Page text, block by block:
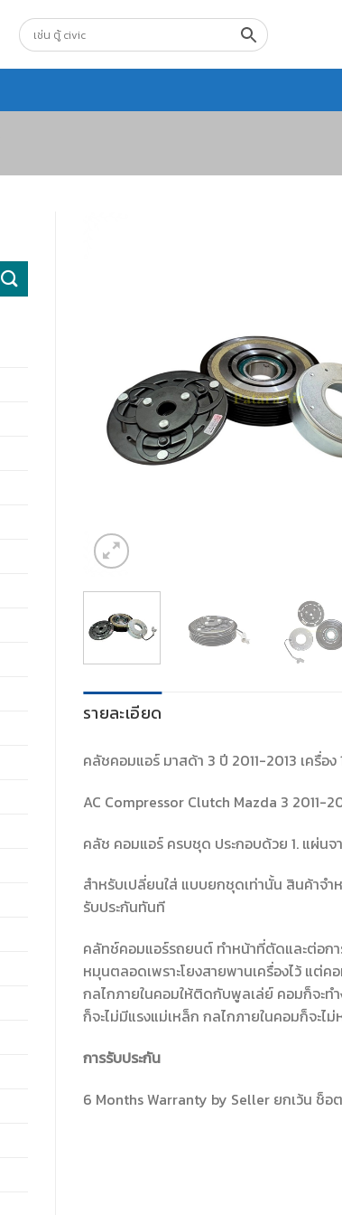
รายละเอียด
คลัชคอมแอร์ มาสด้า 3 ปี 2011-2013 เครื่
AC Compressor Clutch Mazda 3 2011-
คลัช คอมแอร์ ครบชุด ประกอบด้วย 1. แผ่น
สำหรับเปลี่ยนใส่ แบบยกชุดเท่านั้น สินค้าจ
รับประกันทันที
คลัทช์คอมแอร์รถยนต์ ทำหน้าที่ตัดและต่อก
หมุนตลอดเพราะโยงสายพานเครื่องไว้ แต่
กลไกภายในคอมให้ติดกับพูลเล่ย์ คอมก็จะท
ก็จะไม่มีแรงแม่เหล็ก กลไกภายในคอมก็จะ
การรับประกัน
6 Months Warranty by Seller ยกเว้น ช็อ